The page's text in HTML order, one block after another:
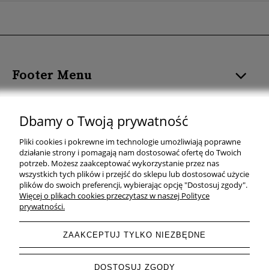
Footer Menu
KOLOR PLAKATU
TEMAT PLAKATU
KOLEKCJE PLAKATÓW
pokaż pełną wersję strony
Dbamy o Twoją prywatność
Pliki cookies i pokrewne im technologie umożliwiają poprawne
działanie strony i pomagają nam dostosować ofertę do Twoich
potrzeb. Możesz zaakceptować wykorzystanie przez nas
wszystkich tych plików i przejść do sklepu lub dostosować użycie
plików do swoich preferencji, wybierając opcję "Dostosuj zgody".
Więcej o plikach cookies przeczytasz w naszej Polityce
prywatności.
ZAAKCEPTUJ TYLKO NIEZBĘDNE
DOSTOSUJ ZGODY